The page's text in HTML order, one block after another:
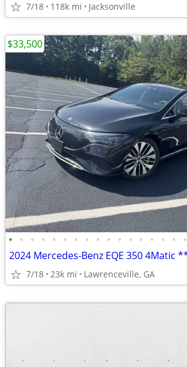
7/18 118k mi Jacksonville
• • • • • • • • • • • • • • • • •
2024 Mercedes-Benz EQE 350 4Matic
7/18 23k mi Lawrenceville, GA
$33,500